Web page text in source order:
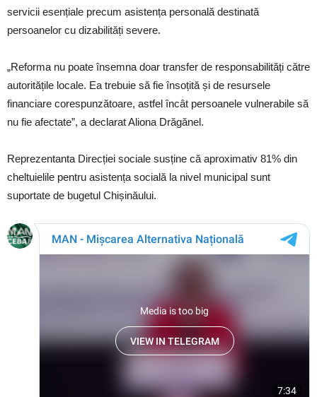
servicii esențiale precum asistența personală destinată
persoanelor cu dizabilități severe.
„Reforma nu poate însemna doar transfer de responsabilități către
autoritățile locale. Ea trebuie să fie însoțită și de resursele
financiare corespunzătoare, astfel încât persoanele vulnerabile să
nu fie afectate”, a declarat Aliona Drăgănel.
Reprezentanta Direcției sociale susține că aproximativ 81% din
cheltuielile pentru asistența socială la nivel municipal sunt
suportate de bugetul Chișinăului.